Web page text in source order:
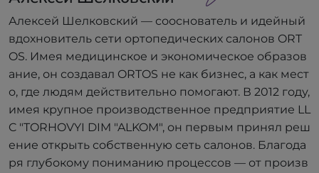
Алексей Шелковский — сооснователь и идейный
вдохновитель сети ортопедических салонов ORT
OS. Имея медицинское и экономическое образов
ание, он создавал ORTOS не как бизнес, а как мест
о, где людям действительно помогают. В 2012 году,
имея крупное производственное предприятие LL
C "TORHOVYI DIM "ALKOM", он первым принял реш
ение открыть собственную сеть салонов. Благода
ря глубокому пониманию процессов — от произв